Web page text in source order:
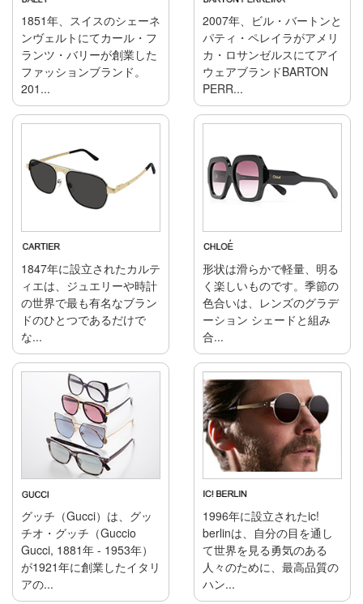
1851年、スイスのシェーネ
ンヴェルトにてカール・フ
ランツ・バリーが創業した
ファッションブランド。
201...
2007年、ビル・バートンと
パティ・ペレイラがアメリ
カ・ロサンゼルスにてアイ
ウェアブランドBARTON
PERR...
1847年に設立されたカルテ
ィエは、ジュエリーや時計
の世界で最も有名なブラン
ドのひとつであるだけで
な...
形状は滑らかで軽量、明る
く楽しいものです。季節の
色合いは、レンズのグラデ
ーション シェードと組み
合...
グッチ（Gucci）は、グッ
チオ・グッチ（Guccio
Gucci, 1881年 - 1953年）
が1921年に創業したイタリ
アの...
1996年に設立されたic!
berlinは、自分の目を通し
て世界を見る勇気のある
人々のために、最高品質の
ハン...